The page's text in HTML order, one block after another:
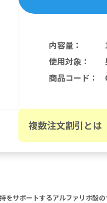
内容量：
使用対象：
商品コード ：
複数注文割引とは
をサポートするアルファリポ酸